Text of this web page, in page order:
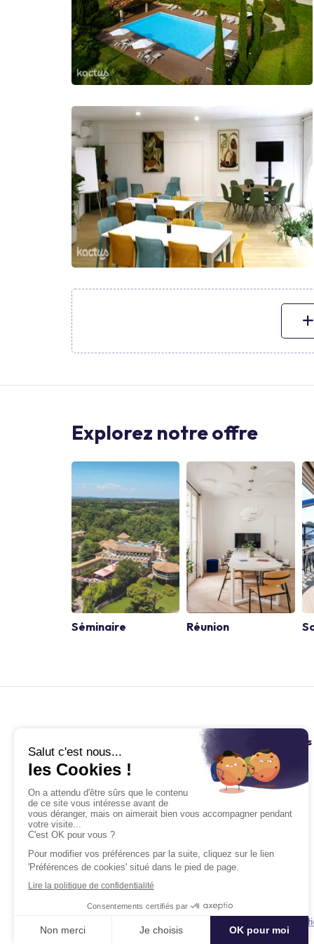
Explorez notre offre
Séminaire Réunion
À propos
Carrières
La RSE chez Kactus
Aide & F.A.Q.
Baromètre du Meetings &
Events
Retrouvez nous
Blog
Facebook
Twitter
Linkedin
Conditions générales